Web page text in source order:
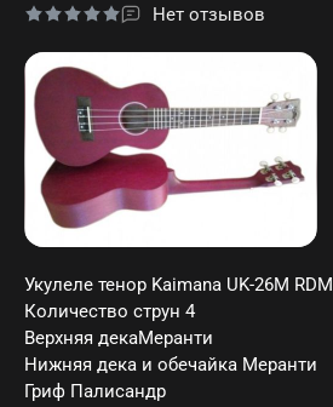
Нет отзывов
Укулеле тенор Kaimana UK-26M RDM
Количество струн 4
Верхняя декаМеранти
Нижняя дека и обечайка Меранти
Гриф Палисандр